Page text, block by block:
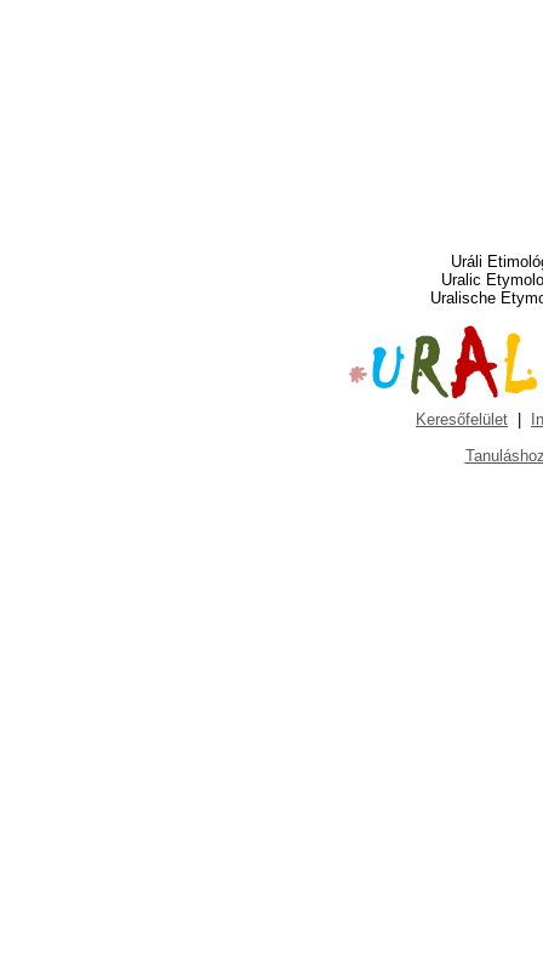
Uráli
Uralic
Uralische
Keresőfelület